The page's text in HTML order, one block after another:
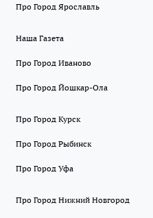
Про Город Ярославль
Наша Газета
Про Город Иваново
Про Город Йошкар-Ола
Про Город Курск
Про Город Рыбинск
Про Город Уфа
Про Город Нижний Новгород